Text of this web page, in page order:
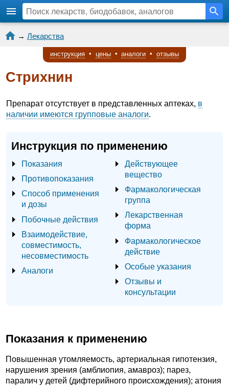
→ Лекарства
инструкция • цены • аналоги • отзывы
Стрихнин
Препарат отсутствует в представленных аптеках, в
наличии имеются групповые аналоги.
Инструкция по применению
Показания
Противопоказания
Способ применения
и дозы
Побочные действия
Взаимодействие,
совместимость,
несовместимость
Аналоги
Действующее
вещество
Фармакологическая
группа
Лекарственная
форма
Фармакологическое
действие
Особые указания
Отзывы и
консультации
Показания к применению
Повышенная утомляемость, артериальная гипотензия,
нарушения зрения (амблиопия, амавроз); парез,
паралич у детей (дифтерийного происхождения); атония